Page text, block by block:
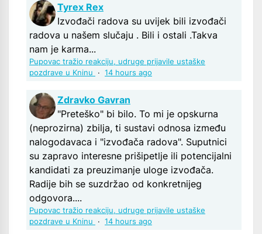
Tyrex Rex
Izvođači radova su uvijek bili izvođači
radova u našem slučaju . Bili i ostali .Takva
nam je karma...
Pupovac tražio reakciju, udruge prijavile ustaške
pozdrave u Kninu
· 14 hours ago
Zdravko Gavran
"Preteško" bi bilo. To mi je opskurna
(neprozirna) zbilja, ti sustavi odnosa između
nalogodavaca i "izvođača radova". Suputnici
su zapravo interesne prišipetlje ili potencijalni
kandidati za preuzimanje uloge izvođača.
Radije bih se suzdržao od konkretnijeg
odgovora....
Pupovac tražio reakciju, udruge prijavile ustaške
pozdrave u Kninu
· 14 hours ago